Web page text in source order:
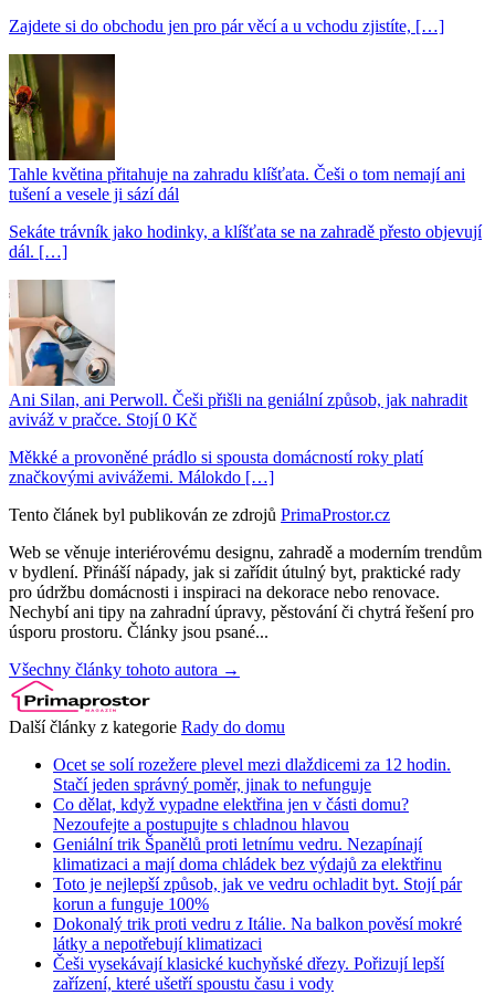
Zajdete si do obchodu jen pro pár věcí a u vchodu zjistíte, […]
Tahle květina přitahuje na zahradu klíšťata. Češi o tom nemají ani
tušení a vesele ji sází dál
Sekáte trávník jako hodinky, a klíšťata se na zahradě přesto objevují
dál. […]
Ani Silan, ani Perwoll. Češi přišli na geniální způsob, jak nahradit
aviváž v pračce. Stojí 0 Kč
Měkké a provoněné prádlo si spousta domácností roky platí
značkovými avivážemi. Málokdo […]
Tento článek byl publikován ze zdrojů PrimaProstor.cz
Web se věnuje interiérovému designu, zahradě a moderním trendům
v bydlení. Přináší nápady, jak si zařídit útulný byt, praktické rady
pro údržbu domácnosti i inspiraci na dekorace nebo renovace.
Nechybí ani tipy na zahradní úpravy, pěstování či chytrá řešení pro
úsporu prostoru. Články jsou psané...
Všechny články tohoto autora →
Další články z kategorie Rady do domu
Ocet se solí rozežere plevel mezi dlaždicemi za 12 hodin.
Stačí jeden správný poměr, jinak to nefunguje
Co dělat, když vypadne elektřina jen v části domu?
Nezoufejte a postupujte s chladnou hlavou
Geniální trik Španělů proti letnímu vedru. Nezapínají
klimatizaci a mají doma chládek bez výdajů za elektřinu
Toto je nejlepší způsob, jak ve vedru ochladit byt. Stojí pár
korun a funguje 100%
Dokonalý trik proti vedru z Itálie. Na balkon pověsí mokré
látky a nepotřebují klimatizaci
Češi vysekávají klasické kuchyňské dřezy. Pořizují lepší
zařízení, které ušetří spoustu času i vody